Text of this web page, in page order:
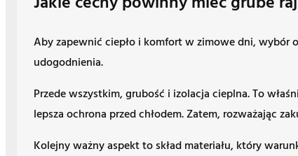
Aby zapewnić ciepło i komfort w zimowe dni, wybór
udogodnienia.
Przede wszystkim, grubość i izolacja cieplna. To
lepsza ochrona przed chłodem. Zatem, rozważając
Kolejny ważny aspekt to skład materiału, który